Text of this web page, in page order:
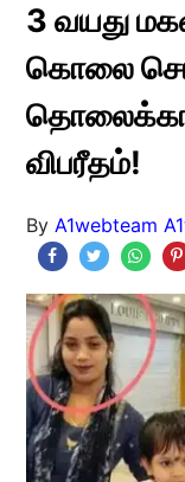
3 வயது
கொலை
விபரீதம்!
By A1webteam